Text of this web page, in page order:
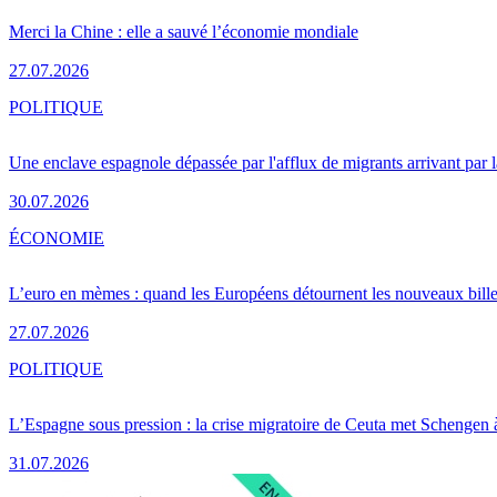
Merci la Chine : elle a sauvé l’économie mondiale
27.07.2026
Une enclave espagnole dépassée par l'afflux de migrants arrivant par
30.07.2026
POLITIQUE
L’euro en mèmes : quand les Européens détournent les nouveaux
27.07.2026
ÉCONOMIE
L’Espagne sous pression : la crise migratoire de Ceuta met Schengen
31.07.2026
POLITIQUE